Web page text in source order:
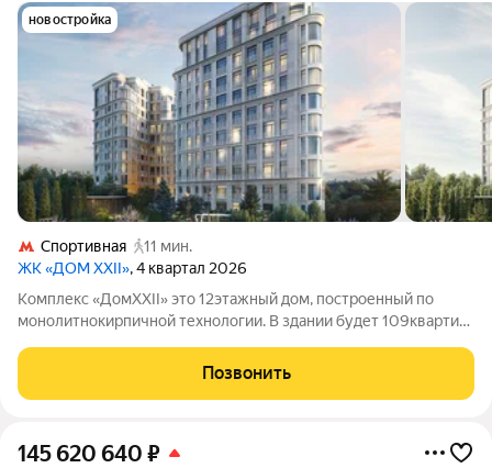
новостройка
Спортивная
11 мин.
ЖК «ДОМ XXII», 4 квартал 2026
Комплекс «ДомXXII» это 12этажный дом, построенный по
монолитнокирпичной технологии. В здании будет 109квартир
числе с патио, террасами и пентхаусами. Потолки в
помещениях достаточно высокие
Позвонить
145 620 640 ₽